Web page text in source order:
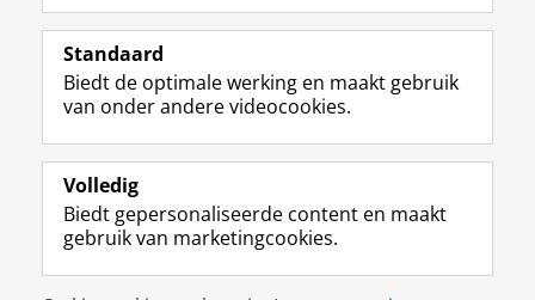
Volg de RUG
F
a
e
b
o
p
a
g
i
L
i
k
e
I
-
p
a
g
R
S
-
f
e
R
i
k
I
n
t
r
m
-
c
Y
o
T
e
k
a
a
Studiekiezers
Alumni
Over ons
Disclaimer & Copyright
Standaard
Biedt de optimale werking en maakt gebruik
van onder andere videocookies.
Volledig
Biedt gepersonaliseerde content en maakt
gebruik van marketingcookies.